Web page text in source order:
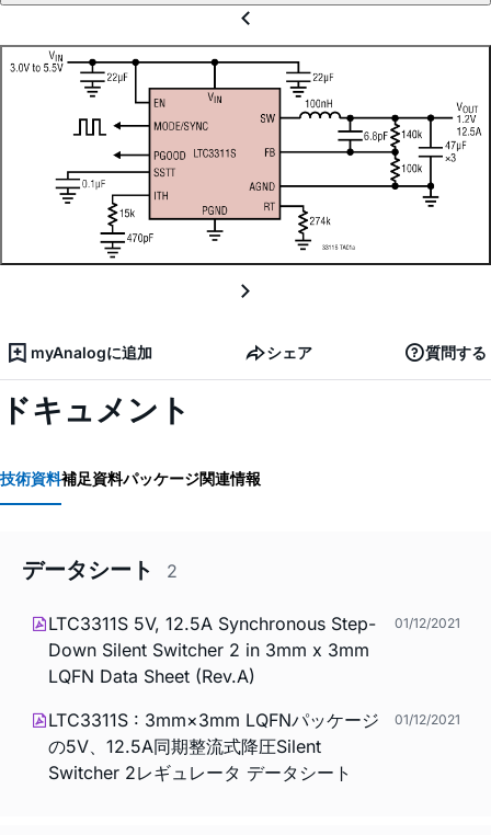
myAnalogに追加 シェア 質問する
ドキュメント
技術資料補足資料パッケージ関連情報
データシート 2
LTC3311S 5V, 12.5A Synchronous Step-
Down Silent Switcher 2 in 3mm x 3mm
LQFN Data Sheet (Rev.A)
01/12/2021
LTC3311S : 3mm×3mm LQFNパッケージ
の5V、12.5A同期整流式降圧Silent
Switcher 2レギュレータ データシート
01/12/2021